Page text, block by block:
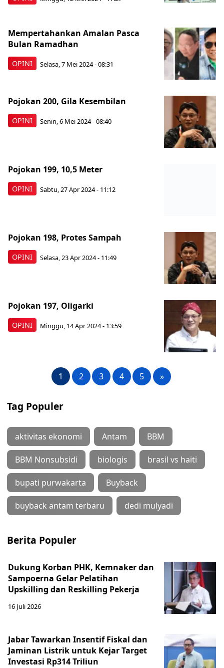
OPINI
Mempertahankan Amalan Pasca
Bulan Ramadhan
Selasa, 7 Mei 2024 - 08:31
OPINI
Pojokan 200, Gila Kesembilan
Senin, 6 Mei 2024 - 08:40
OPINI
Pojokan 199, 10,5 Meter
Sabtu, 27 Apr 2024 - 11:12
OPINI
Pojokan 198, Protes Sampah
Selasa, 23 Apr 2024 - 11:49
OPINI
Pojokan 197, Oligarki
Minggu, 14 Apr 2024 - 13:59
1 2 3 4 5 »
Tag Populer
aktivitas ekonomi Antam BBM
BBM Nonsubsidi biologis brasil vs haiti
bupati purwakarta Buyback
buyback antam terbaru dedi mulyadi
Berita Populer
Dukung Korban PHK, Kemnaker dan
Sampoerna Gelar Pelatihan
Upskilling dan Reskilling Pekerja
16 Juli 2026
Jabar Tawarkan Insentif Fiskal dan
Jaminan Listrik untuk Kejar Target
Investasi Rp314 Triliun